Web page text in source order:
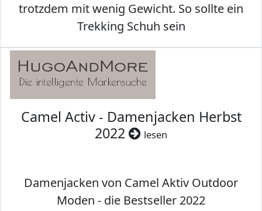
trotzdem mit wenig Gewicht. So sollte ein
Trekking Schuh sein
Camel Activ - Damenjacken Herbst
2022
lesen
Damenjacken von Camel Aktiv Outdoor
Moden - die Bestseller 2022